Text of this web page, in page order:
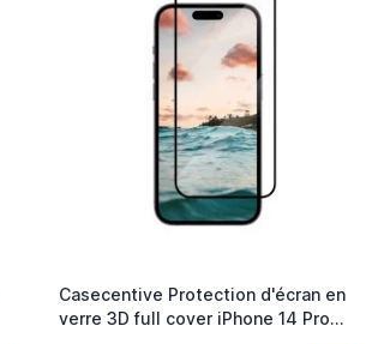
Casecentive Protection d'écran en
verre 3D full cover iPhone 14 Pro